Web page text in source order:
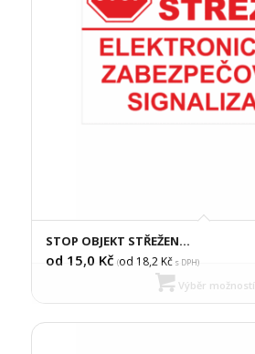
STOP OBJEKT STŘEŽEN…
od 15,0 Kč (od 18,2Kčs DPH)
Výběr možností